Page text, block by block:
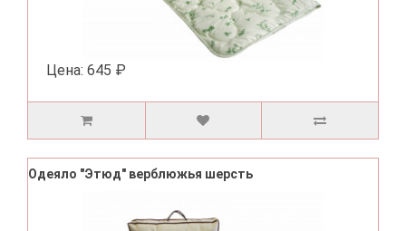
Цена: 645 ₽
Одеяло "Этюд" верблюжья шерсть